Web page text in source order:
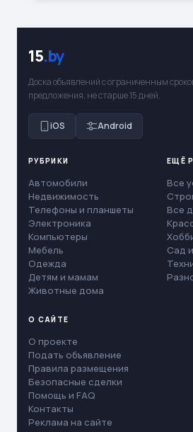
15.by
Доска объявлений с ограниченным
предложения, не старше 15 дней.
iOS Android
РУБРИКИ
Автомобили
Недвижимость
Телефоны и планшеты
Электроника
Компьютеры
Мебель
Одежда
Детям и мамам
Животные дома
ЕЩЁ
Все
Все
Сад
О САЙТЕ
О проекте
Подать объявление
Правила размещения
Безопасные сделки
Помощь и FAQ
Контакты
Реклама на сайте